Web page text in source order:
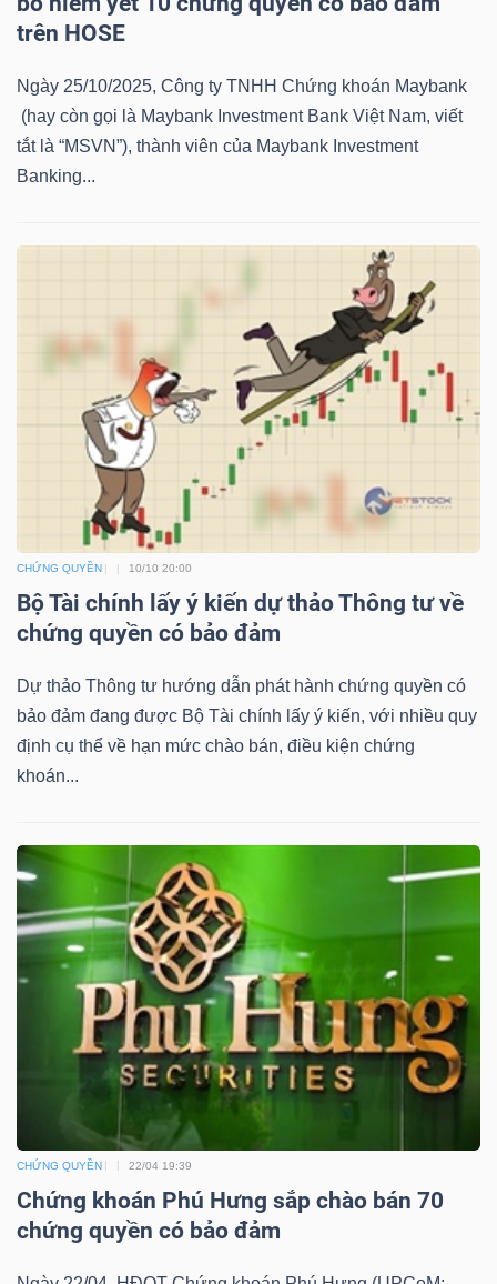
trên HOSE
Ngày 25/10/2025, Công ty TNHH Chứng khoán Maybank
(hay còn gọi là Maybank Investment Bank Việt Nam, viết
tắt là “MSVN”), thành viên của Maybank Investment
Banking...
CHỨNG QUYỀN 10/10 20:00
Bộ Tài chính lấy ý kiến dự thảo Thông tư về
chứng quyền có bảo đảm
Dự thảo Thông tư hướng dẫn phát hành chứng quyền có
bảo đảm đang được Bộ Tài chính lấy ý kiến, với nhiều quy
định cụ thể về hạn mức chào bán, điều kiện chứng
khoán...
CHỨNG QUYỀN 22/04 19:39
Chứng khoán Phú Hưng sắp chào bán 70
chứng quyền có bảo đảm
tạo
tài
thông
tài
chính
Dữ
liệu
chính